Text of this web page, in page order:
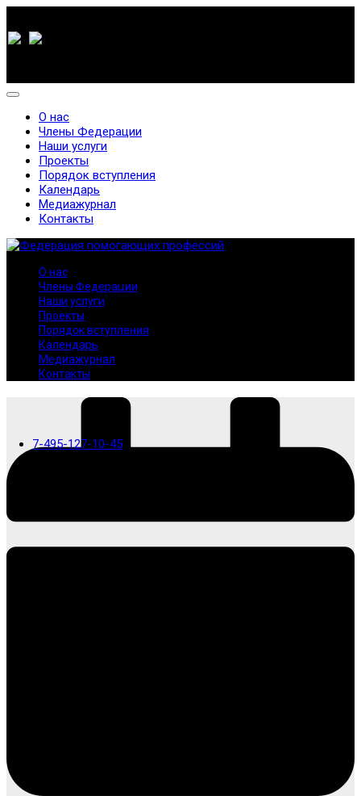
7-495-127-10-45
О нас
Члены Федерации
Наши услуги
Проекты
Порядок вступления
Календарь
Медиажурнал
Контакты
О нас
Члены Федерации
Наши услуги
Проекты
Порядок вступления
Календарь
Медиажурнал
Контакты